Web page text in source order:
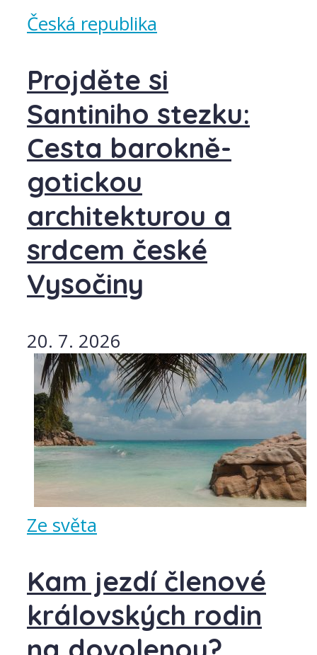
Česká republika
Projděte si
Santiniho stezku:
Cesta barokně-
gotickou
architekturou a
srdcem české
Vysočiny
20. 7. 2026
Ze světa
Kam jezdí členové
královských rodin